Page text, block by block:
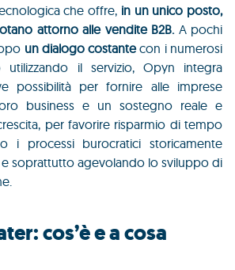
che offre, in un unico posto,
attorno alle vendite B2B.A pochi
un dialogo costantecon i numerosi
utilizzando il servizio, Opyn integra
possibilità per fornire alle imprese
business e un sostegno reale e
per favorire risparmio di tempo
i processi burocratici storicamente
soprattutto agevolando lo sviluppo di
cos’è e a cosa